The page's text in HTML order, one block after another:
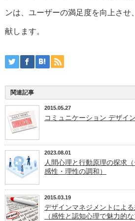
ンは、ユーザーの満足度を向上させ
献します。
関連記事
2015.05.27
コミュニケーション デザイ
2023.08.01
人間心理と行動原理の探求
感性・理性の調和）
2015.03.19
デザインマネジメントによ
（感性と認知心理で魅力的